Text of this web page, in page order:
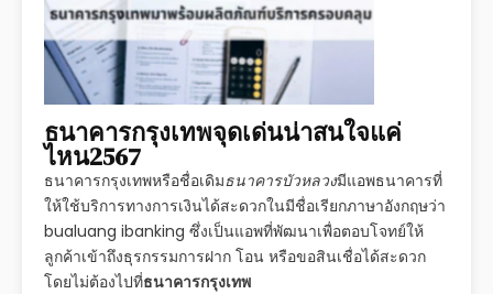
ธนาคารกรุงเทพจุดเด่นน่าสนใจแค่
ไหน2567
ธนาคารกรุงเทพหรือชื่อเดิมธนาคารบัวหลวงมีแอพธนาคารที่
ให้ใช้บริการทางการเงินได้สะดวกในมีชื่อเรียกภาษาอังกฤษว่า
bualuang ibanking ซึ่งเป็นแอพที่พัฒนาเพื่อตอบโจทย์ให้
ลูกค้าเข้าถึงธุรกรรมการฝาก โอน หรือขอสินเชื่อได้สะดวก
โดยไม่ต้องไปที่ธนาคารกรุงเทพ